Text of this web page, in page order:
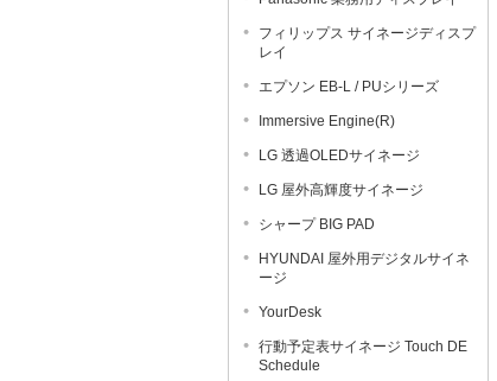
フィリップス サイネージディスプ
レイ
エプソン EB-L / PUシリーズ
Immersive Engine(R)
LG 透過OLEDサイネージ
LG 屋外高輝度サイネージ
シャープ BIG PAD
HYUNDAI 屋外用デジタルサイネ
ージ
YourDesk
行動予定表サイネージ Touch DE
Schedule